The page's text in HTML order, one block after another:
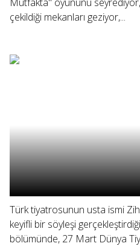
çekildiği mekanları geziyor,...
Türk tiyatrosunun usta ismi
keyifli bir söyleşi
bölümünde, 27 Mart Dünya